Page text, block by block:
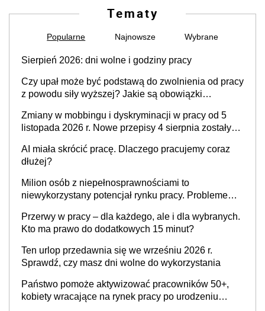
Tematy
Popularne Najnowsze Wybrane
Sierpień 2026: dni wolne i godziny pracy
Czy upał może być podstawą do zwolnienia od pracy
z powodu siły wyższej? Jakie są obowiązki
Zmiany w mobbingu i dyskryminacji w pracy od 5
listopada 2026 r. Nowe przepisy 4 sierpnia zostały
AI miała skrócić pracę. Dlaczego pracujemy coraz
dłużej?
Milion osób z niepełnosprawnościami to
niewykorzystany potencjał rynku pracy. Problemem
refundacji, ale bariery po stronie systemu i
świadomości pracodawców [WYWIAD]
Przerwy w pracy – dla każdego, ale i dla wybranych.
Kto ma prawo do dodatkowych 15 minut?
Ten urlop przedawnia się we wrześniu 2026 r.
Sprawdź, czy masz dni wolne do wykorzystania
Państwo pomoże aktywizować pracowników 50+,
kobiety wracające na rynek pracy po urodzeniu